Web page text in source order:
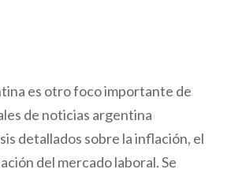
es otro foco importante de
de noticias argentina
detallados sobre la inflación, el
del mercado laboral. Se